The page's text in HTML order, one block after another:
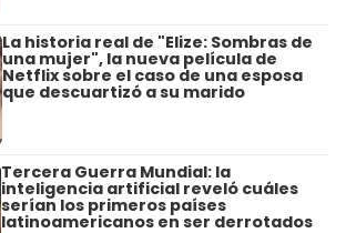
La historia real de "Elize: Sombras de
una mujer", la nueva película de
Netflix sobre el caso de una esposa
que descuartizó a su marido
Tercera Guerra Mundial: la
inteligencia artificial reveló cuáles
serían los primeros países
latinoamericanos en ser derrotados